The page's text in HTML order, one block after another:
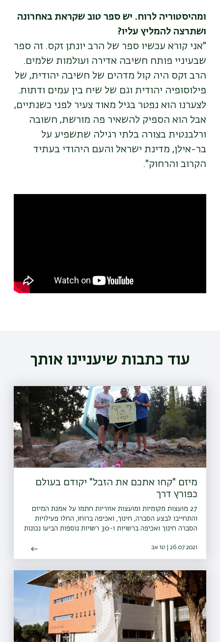
ומהיסטוריה לרוח. יש ספר טוב שקראת באחרונה
ושתרצה להמליץ עליו?
"אני קורא עכשיו ספר של הרב יונתן זקס. זה ספר
שבעיניי פותח חשיבה אדירה ועולמות שלמים.
הרב זקס היה קול מדהים של חשיבה יהודית, של
פילוסופיה יהודית וגם של שיח בין עמים ודתות.
לצערנו הוא נפטר בגיל מאוד צעיר לפני כשנתיים,
אבל הוא הספיק להשאיר פה מורשת, חשובה
ורלבנטית בצורה בלתי רגילה שתשפיע על
בר-אילן, מדינת ישראל והעם היהודי בעתיד
הקרוב והרחוק".
עוד כתבות שיעניינו אותך
מיזם "קחו אתכם את הזבל" יקודם בעולם
כפורץ דרך
27 מועצות מקומיות ומועצות אזוריות חתמו על אמנת המיזם
והתחייבו לבצע הסברה, חינוך, ואכיפה ברוחו, החלו פעילויות
הסברה חינוך ואכיפה ברשויות ו-30 רשויות נוספות הביעו נכונות
26.07.2021 | טז אב